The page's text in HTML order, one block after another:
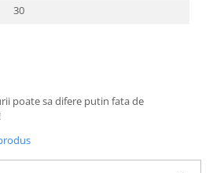
poate sa difere putin fata de